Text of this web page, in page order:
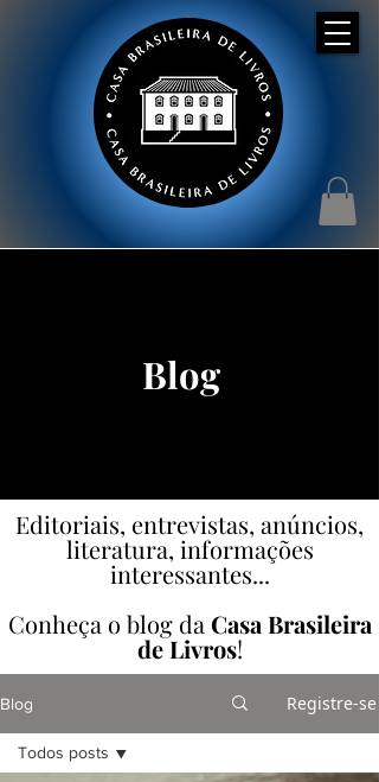
Blog
Editoriais, entrevistas, anúncios,
literatura, informações
interessantes...
Conheça o blog da Casa Brasileira
de Livros!
Blog Registre-se
Todos posts